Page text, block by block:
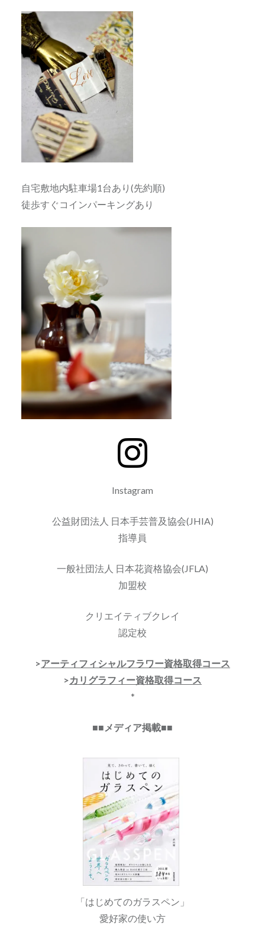
自宅敷地内駐車場1台あり(先約順)
徒歩すぐコインパーキングあり
Instagram
公益財団法人 日本手芸普及協会(JHIA)
指導員
一般社団法人 日本花資格協会(JFLA)
加盟校
クリエイティブクレイ
認定校
>アーティフィシャルフラワー資格取得コース
>カリグラフィー資格取得コース
*
■■メディア掲載■■
「はじめてのガラスペン」
愛好家の使い方